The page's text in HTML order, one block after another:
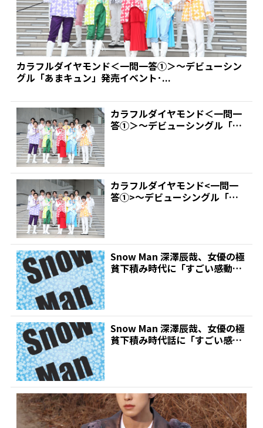
カラフルダイヤモンド＜一問一答①＞～デビューシン
グル「あまキュン」発売イベント･...
カラフルダイヤモンド＜一問一
答①＞～デビューシングル「あ
カラフルダイヤモンド<一問一
答①>～デビューシングル「あ
Snow Man 深澤辰哉、女優の極
貧下積み時代に「すごい感動し
Snow Man 深澤辰哉、女優の極
貧下積み時代話に「すごい感動